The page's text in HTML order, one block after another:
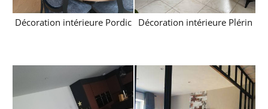
Décoration intérieure Pordic Décoration intérieure Plérin